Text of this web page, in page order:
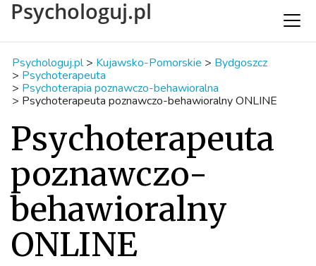
Psychologuj.pl
Psychologuj.pl > Kujawsko-Pomorskie > Bydgoszcz
> Psychoterapeuta
> Psychoterapia poznawczo-behawioralna
> Psychoterapeuta poznawczo-behawioralny ONLINE
Psychoterapeuta
poznawczo-
behawioralny
ONLINE